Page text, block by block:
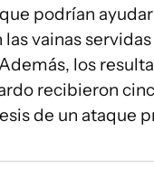
podrían
vainas
los
recibieron
de un ataque